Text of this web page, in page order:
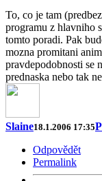
To, co je tam
programu z hlavniho
tomto poradi. Pak
mozna promitani
pravdepodobnosti se
prednaska nebo tak
Slaine18.1.2006 17:35
Odpovědět
Permalink